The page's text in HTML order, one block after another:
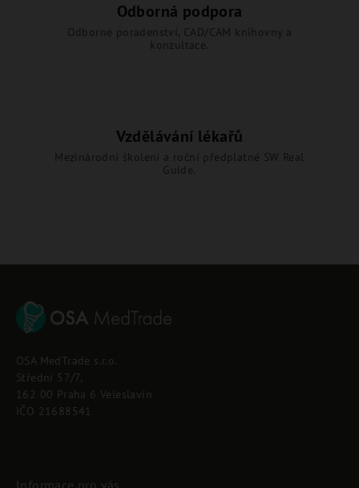
Odborná podpora
Odborné poradenství, CAD/CAM knihovny a
konzultace.
Vzdělávání lékařů
Mezinárodní školení a roční předplatné SW Real
Guide.
OSA MedTrade s.r.o.
Střední 57/7,
162 00 Praha 6 Veleslavín
IČO 21688541